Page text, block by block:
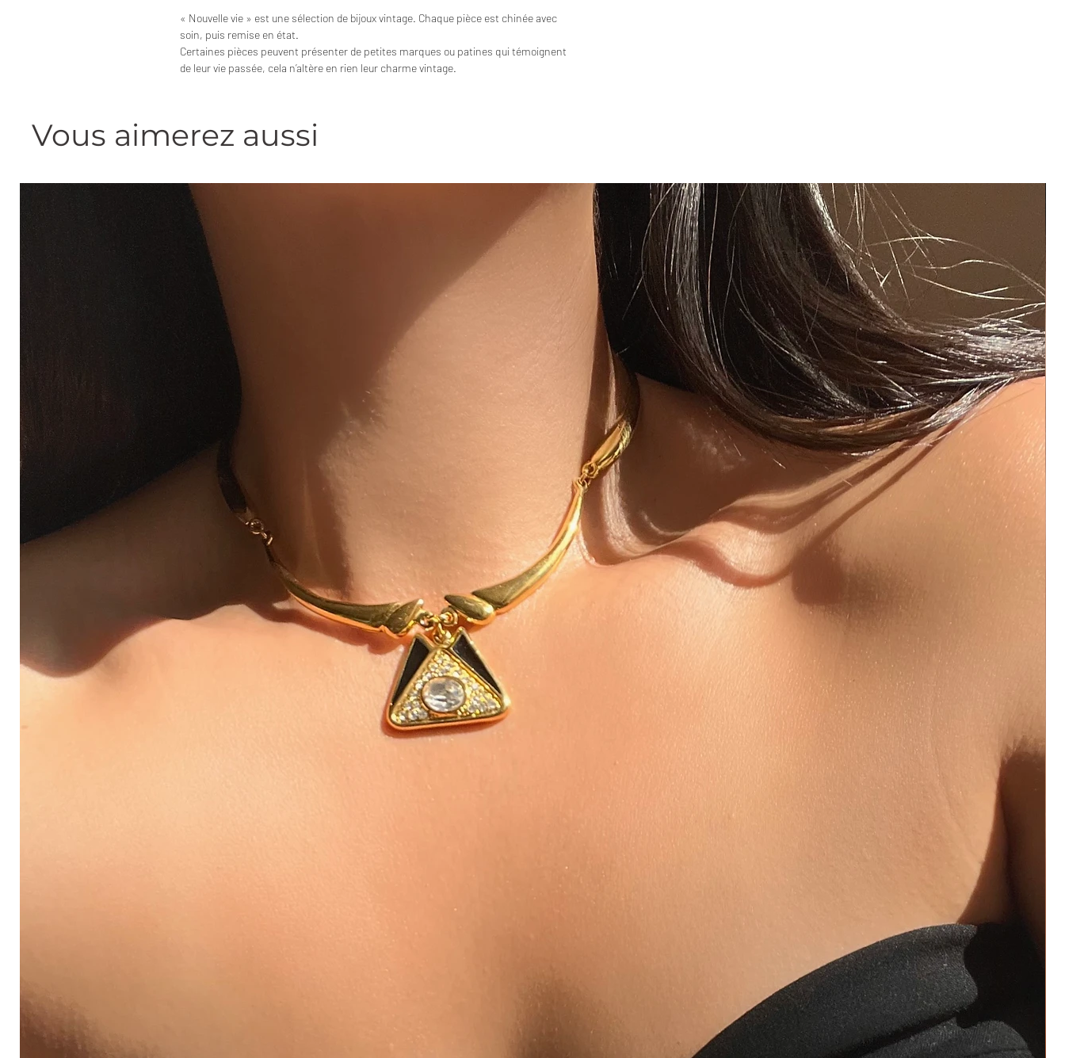
« Nouvelle vie » est une sélection de bijoux vintage. Chaque pièce est chinée avec
soin, puis remise en état.
Certaines pièces peuvent présenter de petites marques ou patines qui témoignent
de leur vie passée, cela n’altère en rien leur charme vintage.
Vous aimerez aussi